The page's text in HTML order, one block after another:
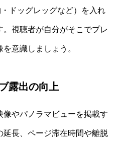
ドッグレッグなど）を入れ
視聴者が自分がそこでプレ
意識しましょう。
露出の向上
像やパノラマビューを掲載す
延長、ページ滞在時間や離脱